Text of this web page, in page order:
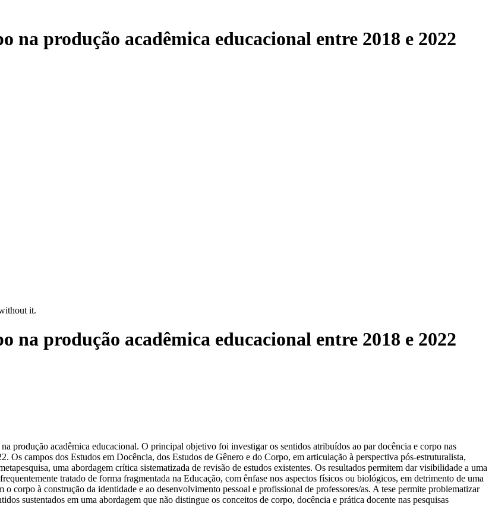
na produção acadêmica educacional entre 2018 e 2022
it.
na produção acadêmica educacional entre 2018 e 2022
produção acadêmica educacional. O principal objetivo foi investigar os sentidos atribuídos ao par docência e corpo nas
Os campos dos Estudos em Docência, dos Estudos de Gênero e do Corpo, em articulação à perspectiva pós-estruturalista,
uma abordagem crítica sistematizada de revisão de estudos existentes. Os resultados permitem dar visibilidade a uma
tratado de forma fragmentada na Educação, com ênfase nos aspectos físicos ou biológicos, em detrimento de uma
corpo à construção da identidade e ao desenvolvimento pessoal e profissional de professores/as. A tese permite problematizar
sustentados em uma abordagem que não distingue os conceitos de corpo, docência e prática docente nas pesquisas